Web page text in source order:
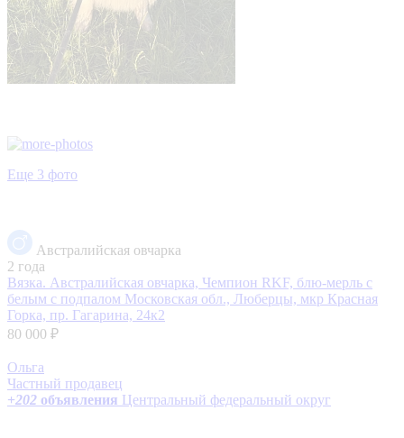
Еще 3 фото
Австралийская овчарка
2 года
Вязка. Австралийская овчарка, Чемпион RKF, блю-мерль с
белым с подпалом Московская обл., Люберцы, мкр Красная
Горка, пр. Гагарина, 24к2
80 000 ₽
Ольга
Частный продавец
+202 объявления Центральный федеральный округ